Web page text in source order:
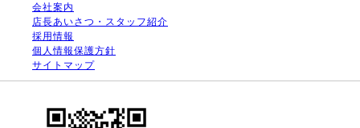
会社案内
店長あいさつ・スタッフ紹介
採用情報
個人情報保護方針
サイトマップ